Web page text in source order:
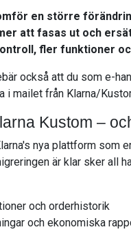
en större
att fasas ut och
fler funktioner
också att du som e-
i mailet från Klarna/
Kustom –
nya plattform som
är klar sker all
och orderhistorik
och ekonomiska